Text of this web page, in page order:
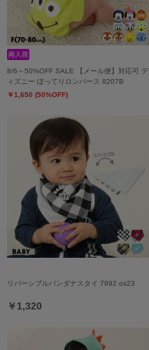
8/6～50%OFF SALE 【メール便】対応可 デ
ィズニー ぽってりロンパース 8207B
￥1,650 (50%OFF)
リバーシブルバンダナスタイ 7892 os23
￥1,320